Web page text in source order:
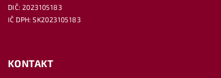
DIČ: 2023105183
IČ DPH: SK2023105183
KONTAKT